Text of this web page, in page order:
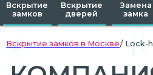
Вскрытие
замков
Вскрытие
дверей
Замена
замка
Вскрытие замков в Москве Lock-